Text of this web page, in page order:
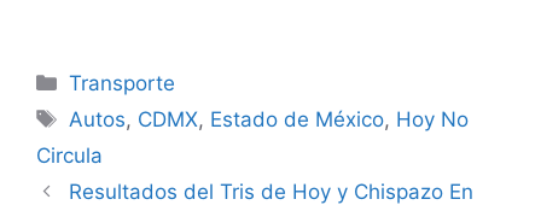
Categorías
Transporte
Etiquetas
Autos, CDMX, Estado de México, Hoy No
Circula
Resultados del Tris de Hoy y Chispazo En